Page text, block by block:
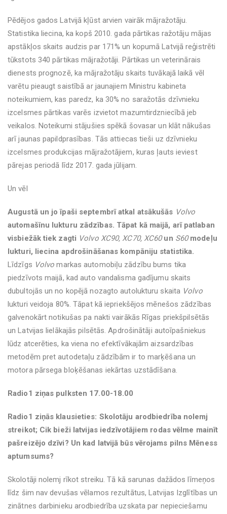
Pēdējos gados Latvijā kļūst arvien vairāk mājražotāju.
Statistika liecina, ka kopš 2010. gada pārtikas ražotāju mājas
apstākļos skaits audzis par 171% un kopumā Latvijā reģistrēti
tūkstots 340 pārtikas mājražotāji. Pārtikas un veterinārais
dienests prognozē, ka mājražotāju skaits tuvākajā laikā vēl
varētu pieaugt saistībā ar jaunajiem Ministru kabineta
noteikumiem, kas paredz, ka 30% no saražotās dzīvnieku
izcelsmes pārtikas varēs izvietot mazumtirdzniecībā jeb
veikalos. Noteikumi stājušies spēkā šovasar un klāt nākušas
arī jaunas papildprasības. Tās attiecas tieši uz dzīvnieku
izcelsmes produkcijas mājražotājiem, kuras ļauts ieviest
pārejas periodā līdz 2017. gada jūlijam.
Un vēl
Augustā un jo īpaši septembrī atkal atsākušās Volvo
automašīnu lukturu zādzības. Tāpat kā maijā, arī patlaban
visbiežāk tiek zagti Volvo XC90, XC70, XC60un S60modeļu
lukturi, liecina apdrošināšanas kompāniju statistika.
Līdzīgs Volvo markas automobiļu zādzību bums tika
piedzīvots maijā, kad auto vandalisma gadījumu skaits
dubultojās un no kopējā nozagto autolukturu skaita Volvo
lukturi veidoja 80%. Tāpat kā iepriekšējos mēnešos zādzības
galvenokārt notikušas pa nakti vairākās Rīgas priekšpilsētās
un Latvijas lielākajās pilsētās. Apdrošinātāji autoīpašniekus
lūdz atcerēties, ka viena no efektīvākajām aizsardzības
metodēm pret autodetaļu zādzībām ir to marķēšana un
motora pārsega bloķēšanas iekārtas uzstādīšana.
Radio1 ziņas pulksten 17.00-18.00
Radio1 ziņās klausieties: Skolotāju arodbiedrība nolemj
streikot; Cik bieži latvijas iedzīvotājiem rodas vēlme mainīt
pašreizējo dzīvi? Un kad latvijā būs vērojams pilns Mēness
aptumsums?
Skolotāji nolemj rīkot streiku. Tā kā sarunas dažādos līmeņos
līdz šim nav devušas vēlamos rezultātus, Latvijas Izglītības un
zinātnes darbinieku arodbiedrība uzskata par nepieciešamu